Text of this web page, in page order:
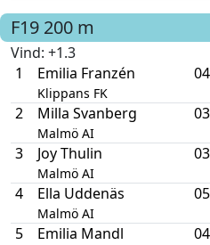
F19 200 m
Vind: +1.3
1
Emilia Franzén
Klippans FK
04
2 Milla Svanberg
Malmö AI
03
3 Joy Thulin
Malmö AI
03
4 Ella Uddenäs
Malmö AI
05
5 Emilia Mandl 04